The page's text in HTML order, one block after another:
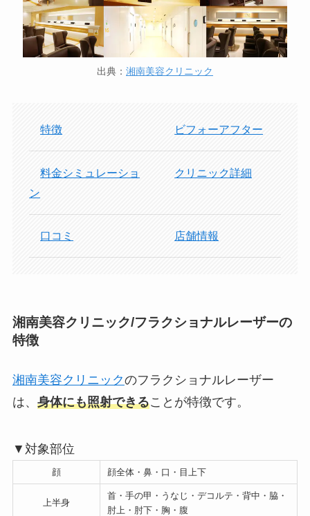
出典： 湘南美容クリニック
特徴 ビフォーアフター
料金シミュレーショ
ン
クリニック詳細
口コミ 店舗情報
湘南美容クリニック/フラクショナルレーザーの
特徴
湘南美容クリニックのフラクショナルレーザー
は、 身体にも照射できることが特徴です。
▼対象部位
顔 顔全体・鼻・口・目上下
上半身
首・手の甲・うなじ・デコルテ・背中・脇・
肘上・肘下・胸・腹